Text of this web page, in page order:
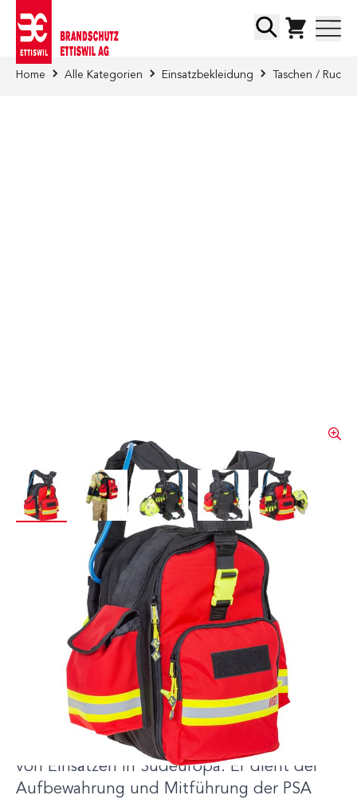
Suche
Home Alle Kategorien Einsatzbekleidung Taschen /
View larger imageView larger imageView larger imageView larger image
View larger
rescue-tec Rucksack PSA,
für Vegetationsbrände und
USAR-Einsätze
Der Rucksack PSA für Vegetationsbrände
und USAR-Rettungseinsätze ist abgeleitet
von Einsätzen in Südeuropa. Er dient der
Aufbewahrung und Mitführung der PSA